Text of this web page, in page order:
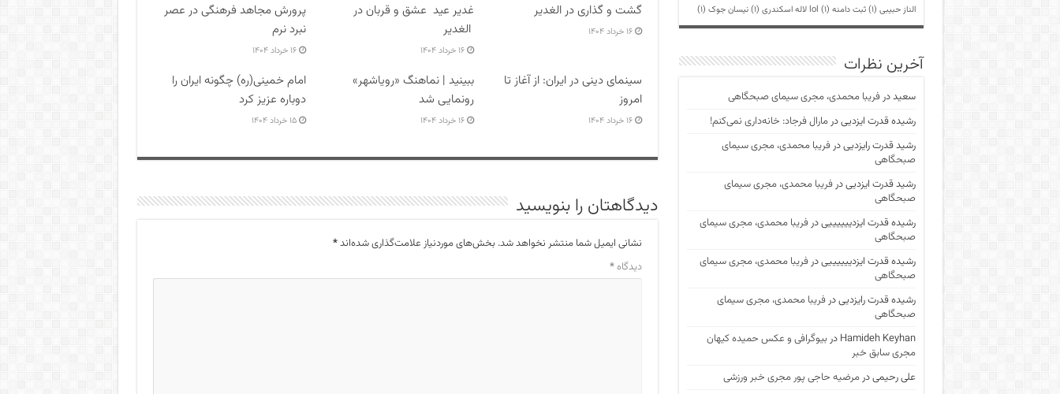
گشت و گذاری در الغدیر
۱۶ خرداد ۱۴۰۴
غدیر عید عشق و قربان در
الغدیر
۱۶ خرداد ۱۴۰۴
پرورش مجاهد فرهنگی در عصر
نبرد نرم
۱۶ خرداد ۱۴۰۴
سینمای دینی در ایران: از آغاز تا
امروز
۱۶ خرداد ۱۴۰۴
ببینید | نماهنگ «رویاشهر»
رونمایی شد
۱۶ خرداد ۱۴۰۴
امام خمینی(ره) چگونه ایران را
دوباره عزیز کرد
۱۵ خرداد ۱۴۰۴
دیدگاهتان را بنویسید
نشانی ایمیل شما منتشر نخواهد شد. بخش‌های موردنیاز علامت‌گذاری شده‌اند*
دیدگاه*
الناز حبیبی (1) ثبت دامنه lol (1) لاله اسکندری (1) نیسان جوک (1)
آخرین نظرات
سعیددرفریبا محمدی، مجری سیمای صبحگاهی
رشیده قدرت ایزدییدرمارال فرجاد: خانه‌داری نمی‌کنم!
رشید قدرت رایزدییدرفریبا محمدی، مجری سیمای
صبحگاهی
رشید قدرت ایزدییدرفریبا محمدی، مجری سیمای
صبحگاهی
رشیده قدرت ایزدیییییییدرفریبا محمدی، مجری سیمای
صبحگاهی
رشیده قدرت ایزدیییییییدرفریبا محمدی، مجری سیمای
صبحگاهی
رشیده قدرت رایزدییدرفریبا محمدی، مجری سیمای
صبحگاهی
Hamideh Keyhan در بیوگرافی و عکس حمیده کیهان
مجری سابق خبر
علی رحیمیدرمرضیه حاجی پور مجری خبر ورزشی